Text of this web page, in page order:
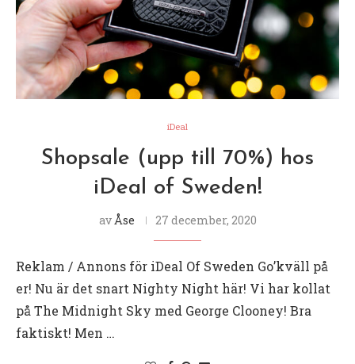
iDeal
Shopsale (upp till 70%) hos
iDeal of Sweden!
av Åse 27 december, 2020
Reklam / Annons för iDeal Of Sweden Go’kväll på
er! Nu är det snart Nighty Night här! Vi har kollat
på The Midnight Sky med George Clooney! Bra
faktiskt! Men …